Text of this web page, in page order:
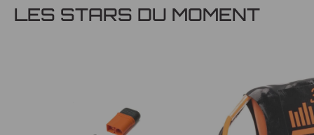
LES STARS DU MOMENT